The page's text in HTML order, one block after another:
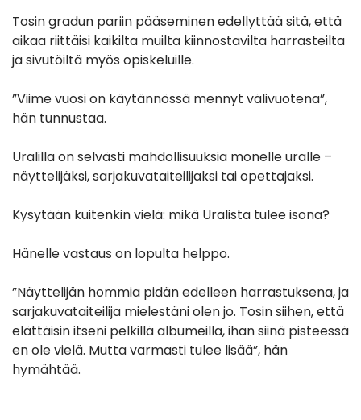
Tosin gradun pariin pääseminen edellyttää sitä, että
aikaa riittäisi kaikilta muilta kiinnostavilta harrasteilta
ja sivutöiltä myös opiskeluille.
”Viime vuosi on käytännössä mennyt välivuotena”,
hän tunnustaa.
Uralilla on selvästi mahdollisuuksia monelle uralle –
näyttelijäksi, sarjakuvataiteilijaksi tai opettajaksi.
Kysytään kuitenkin vielä: mikä Uralista tulee isona?
Hänelle vastaus on lopulta helppo.
”Näyttelijän hommia pidän edelleen harrastuksena, ja
sarjakuvataiteilija mielestäni olen jo. Tosin siihen, että
elättäisin itseni pelkillä albumeilla, ihan siinä pisteessä
en ole vielä. Mutta varmasti tulee lisää”, hän
hymähtää.